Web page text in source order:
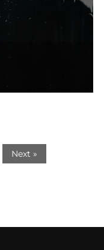
Next »